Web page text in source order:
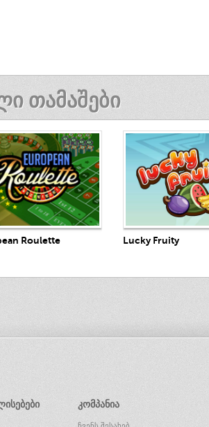
ᲗᲐᲛᲐᲨᲔᲑᲘ
Play Now
Roulette
Play Now
Lucky Fruity
ᲙᲝᲛᲞᲐᲜᲘᲐ